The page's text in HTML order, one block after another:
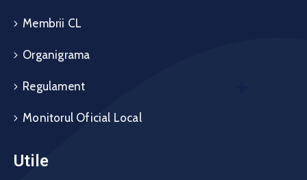
Membrii CL
Organigrama
Regulament
Monitorul Oficial Local
Utile